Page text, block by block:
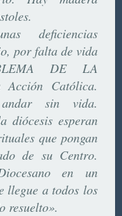
deficiencias
por falta de vida
DE LA
Católica.
andar sin vida.
diócesis esperan
que pongan
de su Centro.
en un
llegue a todos los
resuelto».